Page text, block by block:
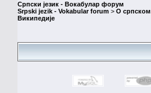
Српски језик - Вокабулар форум
Srpski jezik - Vokabular forum > О српском
Википедије